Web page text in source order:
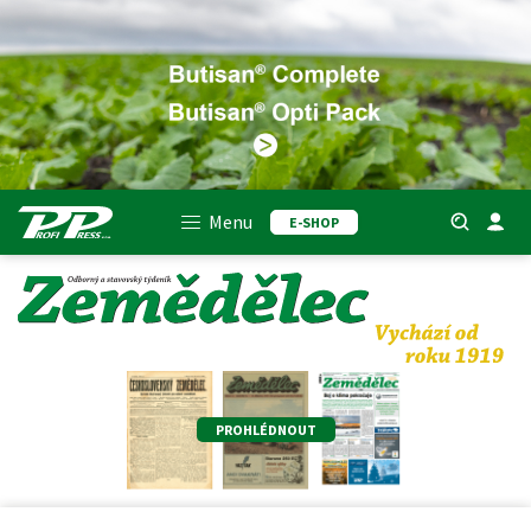
Menu E-SHOP
PROHLÉDNOUT